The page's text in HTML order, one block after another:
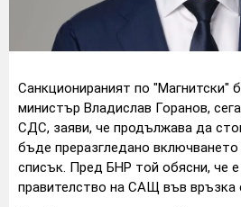
Санкционираният по "Магнитски"
министър Владислав Горанов,
СДС, заяви, че продължава да
бъде преразгледано включването
списък. Пред БНР той обясни, че
правителство на САЩ във връзка